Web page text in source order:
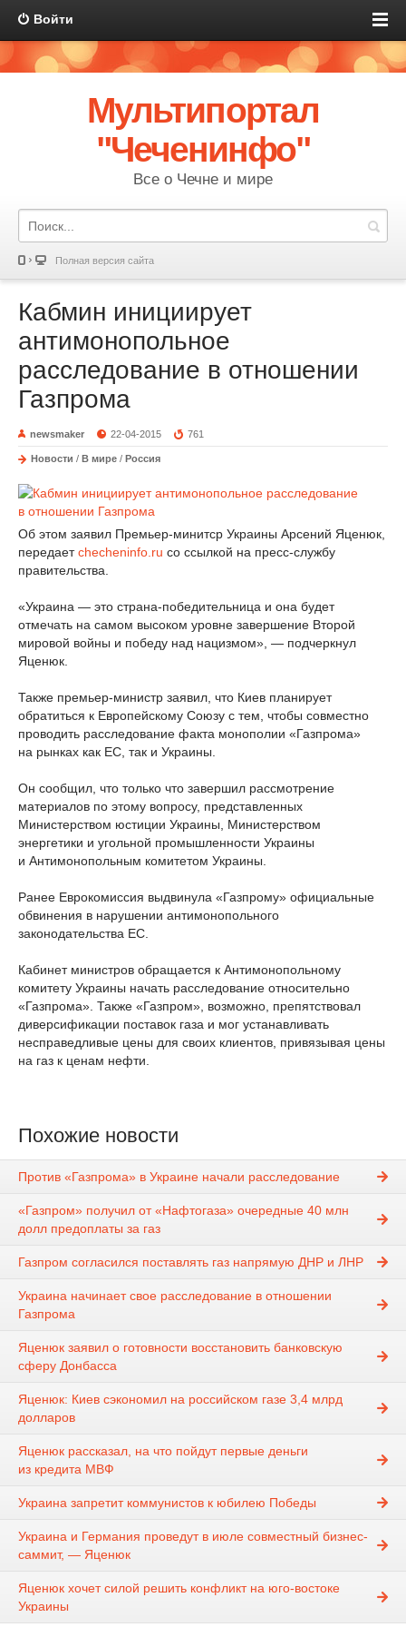
Войти
Мультипортал
"Чеченинфо"
Все о Чечне и мире
Полная версия сайта
Кабмин инициирует
антимонопольное
расследование в отношении
Газпрома
newsmaker 22-04-2015 761
Новости / В мире / Россия
Об этом заявил Премьер-минитср Украины Арсений Яценюк,
передаетchecheninfo.ru со ссылкой на пресс-службу
правительства.
«Украина — это страна-победительница и она будет
отмечать на самом высоком уровне завершение Второй
мировой войны и победу над нацизмом», — подчеркнул
Яценюк.
Также премьер-министр заявил, что Киев планирует
обратиться к Европейскому Союзу с тем, чтобы совместно
проводить расследование факта монополии «Газпрома»
на рынках как ЕС, так и Украины.
Он сообщил, что только что завершил рассмотрение
материалов по этому вопросу, представленных
Министерством юстиции Украины, Министерством
энергетики и угольной промышленности Украины
и Антимонопольным комитетом Украины.
Ранее Еврокомиссия выдвинула «Газпрому» официальные
обвинения в нарушении антимонопольного
законодательства ЕС.
Кабинет министров обращается к Антимонопольному
комитету Украины начать расследование относительно
«Газпрома». Также «Газпром», возможно, препятствовал
диверсификации поставок газа и мог устанавливать
несправедливые цены для своих клиентов, привязывая цены
на газ к ценам нефти.
Похожие новости
Против «Газпрома» в Украине начали расследование
«Газпром» получил от «Нафтогаза» очередные 40 млн
долл предоплаты за газ
Газпром согласился поставлять газ напрямую ДНР и ЛНР
Украина начинает свое расследование в отношении
Газпрома
Яценюк заявил о готовности восстановить банковскую
сферу Донбасса
Яценюк: Киев сэкономил на российском газе 3,4 млрд
долларов
Яценюк рассказал, на что пойдут первые деньги
из кредита МВФ
Украина запретит коммунистов к юбилею Победы
Украина и Германия проведут в июле совместный бизнес-
саммит, — Яценюк
Яценюк хочет силой решить конфликт на юго-востоке
Украины